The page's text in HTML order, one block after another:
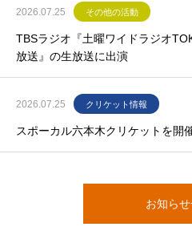
2026.07.25 その他の活動
TBSラジオ『土曜ワイドラジオ
放送』の生放送に出演
2026.07.25 クリケット情報
スポーカル六本木クリケットを開
お知ら